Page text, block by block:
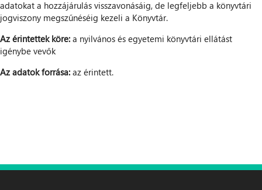
adatokat a hozzájárulás visszavonásáig, de legfeljebb a könyvtári
jogviszony megszűnéséig kezeli a Könyvtár.
Az érintettek köre: a nyilvános és egyetemi könyvtári ellátást
igénybe vevők
Az adatok forrása: az érintett.